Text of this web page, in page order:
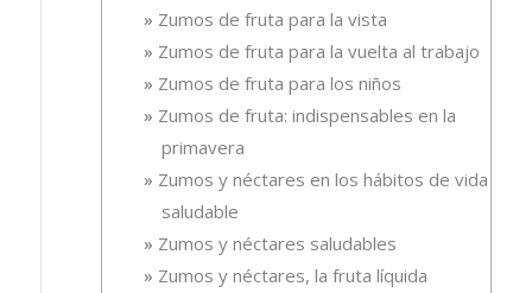
Zumos de fruta para la vista
Zumos de fruta para la vuelta al trabajo
Zumos de fruta para los niños
Zumos de fruta: indispensables en la
primavera
Zumos y néctares en los hábitos de vida
saludable
Zumos y néctares saludables
Zumos y néctares, la fruta líquida